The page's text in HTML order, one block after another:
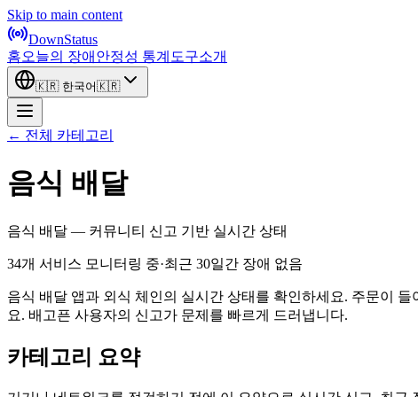
Skip to main content
DownStatus
홈오늘의 장애 안정성 통계 도구소개
🇰🇷 한국어🇰🇷
← 전체 카테고리
음식 배달
음식 배달 — 커뮤니티 신고 기반 실시간 상태
34개 서비스 모니터링 중·최근 30일간 장애 없음
음식 배달 앱과 외식 체인의 실시간 상태를 확인하세요. 주문이
요. 배고픈 사용자의 신고가 문제를 빠르게 드러냅니다.
카테고리 요약